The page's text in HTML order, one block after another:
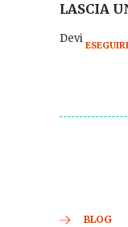
LASCIA
Devi
BLOG